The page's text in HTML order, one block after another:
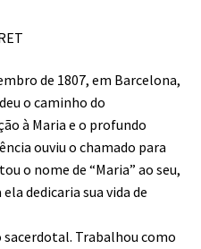
de 1807, em Barcelona,
o caminho do
à Maria e o profundo
ouviu o chamado para
o nome de “Maria” ao seu,
dedicaria sua vida de
sacerdotal. Trabalhou como